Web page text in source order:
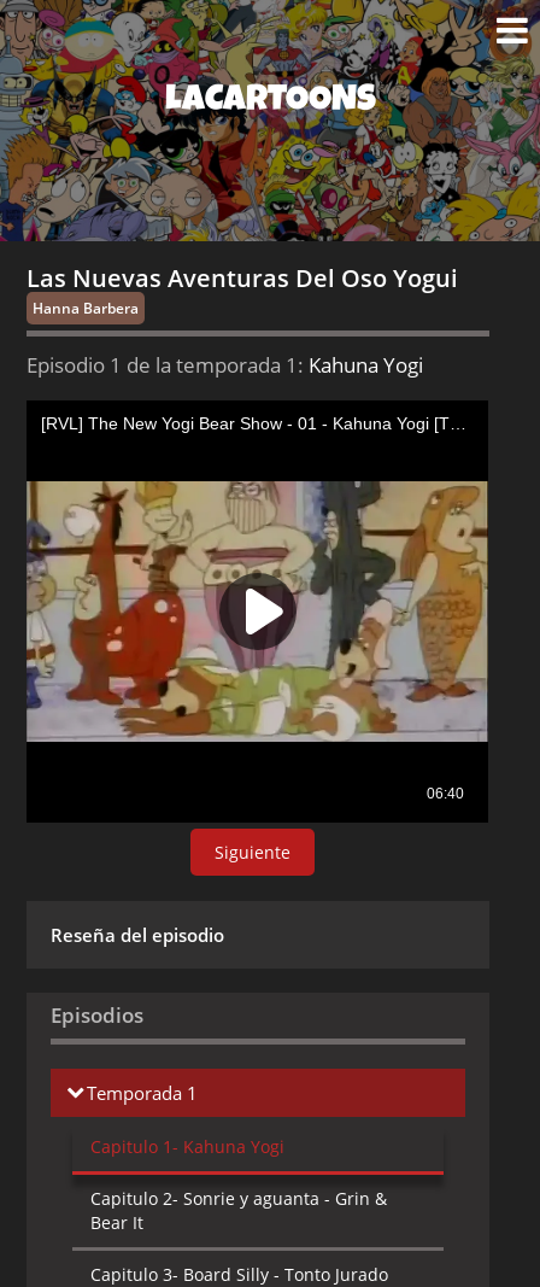
LACARTOONS
Las Nuevas Aventuras Del Oso Yogui
Hanna Barbera
Episodio 1 de la temporada 1: Kahuna Yogi
Siguiente
Reseña del episodio
Episodios
Temporada 1
Capitulo 1- Kahuna Yogi
Capitulo 2- Sonrie y aguanta - Grin &
Bear It
Capitulo 3- Board Silly - Tonto Jurado